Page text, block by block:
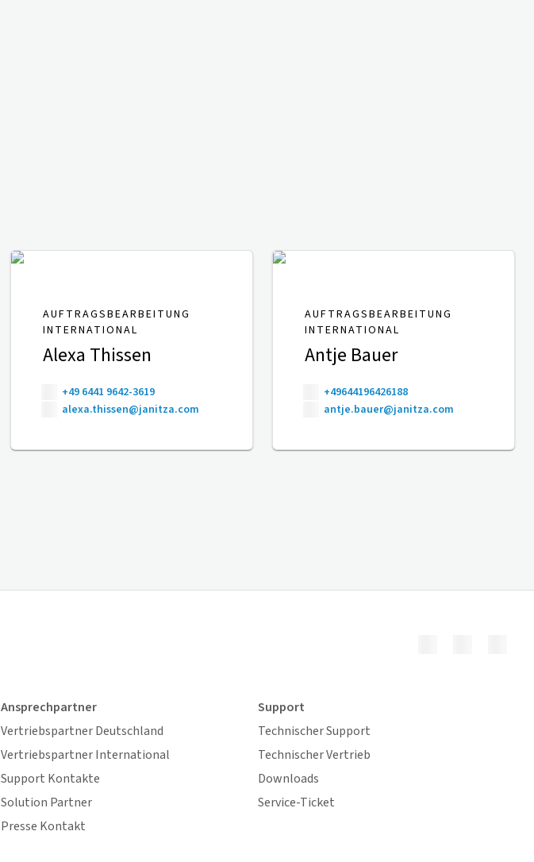
AUFTRAGSBEARBEITUNG
INTERNATIONAL
Alexa Thissen
+49 6441 9642-3619
alexa.thissen@janitza.com
AUFTRAGSBEARBEITUNG
INTERNATIONAL
Antje Bauer
+49644196426188
antje.bauer@janitza.com
Ansprechpartner
Vertriebspartner Deutschland
Vertriebspartner International
Support Kontakte
Solution Partner
Presse Kontakt
Support
Technischer Support
Technischer Vertrieb
Downloads
Service-Ticket